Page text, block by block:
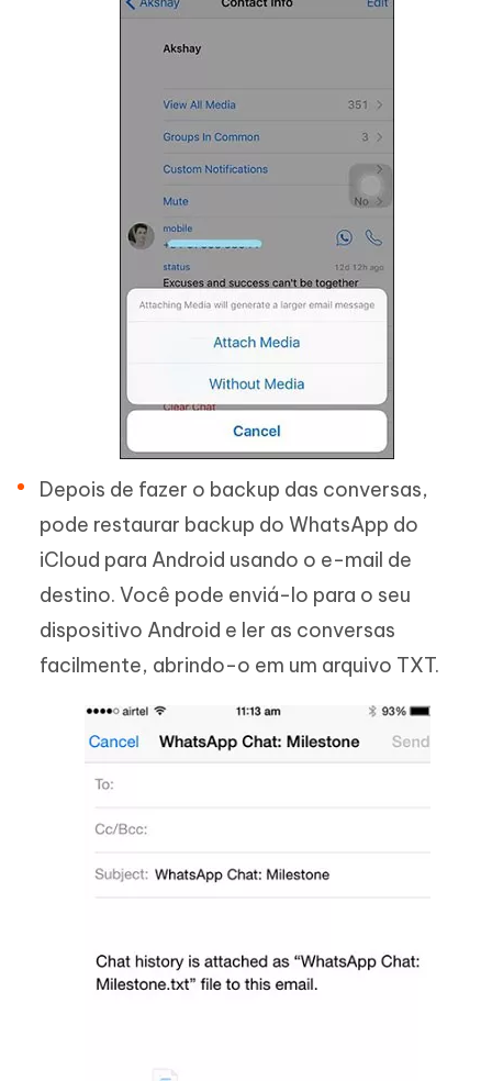
Depois de fazer o backup das conversas,
pode restaurar backup do WhatsApp do
iCloud para Android usando o e-mail de
destino. Você pode enviá-lo para o seu
dispositivo Android e ler as conversas
facilmente, abrindo-o em um arquivo TXT.